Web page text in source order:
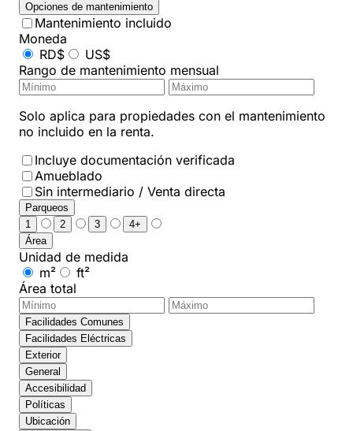
Opciones de mantenimiento
Mantenimiento incluido
Moneda
RD$
US$
Rango de mantenimiento mensual
Solo aplica para propiedades con el mantenimiento
no incluido en la renta.
Incluye documentación verificada
Amueblado
Sin intermediario / Venta directa
Parqueos
1
2 3
4+
Área
Unidad de medida
m²
ft²
Área total
Facilidades Comunes
Facilidades Eléctricas
Exterior
General
Accesibilidad
Políticas
Ubicación